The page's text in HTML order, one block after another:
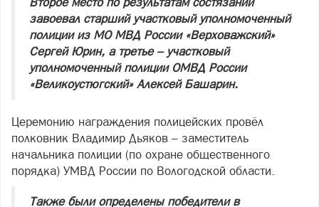
завоевал старший участковый уполномоченный
полиции из МО МВД России «Верховажский»
Сергей Юрин, а третье – участковый
уполномоченный полиции ОМВД России
«Великоустюгский» Алексей Башарин.
Церемонию награждения полицейских провёл
полковник Владимир Дьяков – заместитель
начальника полиции (по охране общественного
порядка) УМВД России по Вологодской области.
Также были определены победители в